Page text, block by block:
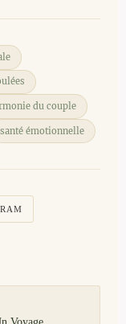
du couple
santé émotionnelle